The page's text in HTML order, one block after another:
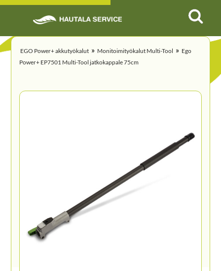
EGO Power+ akkutyökalut » Monitoimityökalut Multi-Tool » Ego
Power+ EP7501 Multi-Tool jatkokappale 75cm